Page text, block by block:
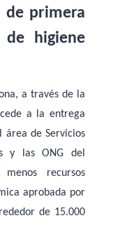
de primera
de higiene
a través de la
a la entrega
área de Servicios
y las ONG del
recursos
aprobada por
de 15.000